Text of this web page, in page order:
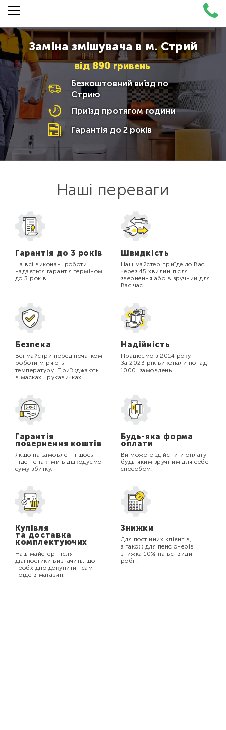
Заміна змішувача в м. Стрий
від890 гривень
Безкоштовний виїзд по
Стрию
Приїзд протягом години
Гарантія до 2 років
Наші переваги
Гарантія до 3 років
На всі виконані роботи
надається гарантія терміном
до 3 років.
Швидкість
Наш майстер приїде до Вас
через 45 хвилин після
звернення або в зручний для
Вас час.
Безпека
Всі майстри перед початком
роботи міряють
температуру. Приїжджають
в масках і рукавичках.
Надійність
Працюємо з 2014 року.
За 2023 рік виконали понад
1000 замовлень.
Гарантія
повернення коштів
Якщо на замовленні щось
піде не так, ми відшкодуємо
суму збитку.
Будь-яка форма
оплати
Ви можете здійснити оплату
будь-яким зручним для себе
способом.
Купівля
та доставка
комплектуючих
Наш майстер після
діагностики визначить, що
необхідно докупити і сам
поїде в магазин.
Знижки
Для постійних клієнтів,
а також для пенсіонерів
знижка 10% на всі види
робіт.